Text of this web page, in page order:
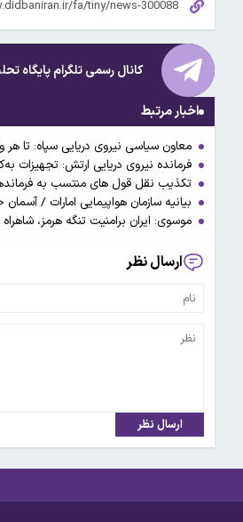
کانال رسمی تلگرام پایگاه
اخبار مرتبط
معاون سیاسی نیروی دریایی سپاه: تا هر
فرمانده نیروی دریایی ارتش: تجهیزات
تکذیب نقل قول های منتسب به
بیانیه سازمان هواپیمایی امارات /
موسوی: ایران برامنیت تنگه هرمز،
ارسال نظر
ارسال نظر